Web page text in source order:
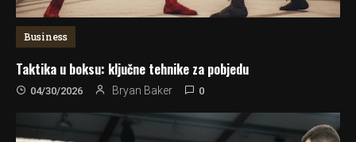
Business
Taktika u boksu: ključne tehnike za pobjedu
04/30/2026 Bryan Baker 0